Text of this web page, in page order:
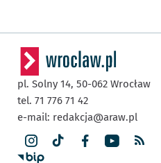
pl. Solny 14, 50-062 Wrocław
tel. 71 776 71 42
e-mail: redakcja@araw.pl